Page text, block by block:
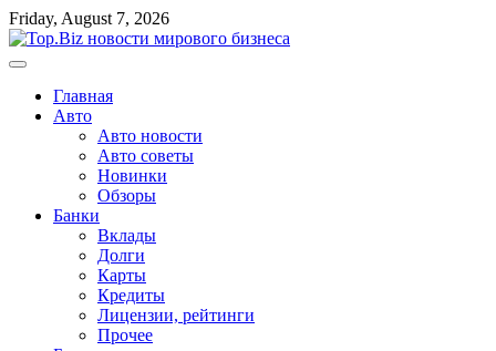
Перейти
к
содержимому
Friday, August 7, 2026
Главная
Авто
Авто новости
Авто советы
Новинки
Обзоры
Банки
Вклады
Долги
Карты
Кредиты
Лицензии, рейтинги
Прочее